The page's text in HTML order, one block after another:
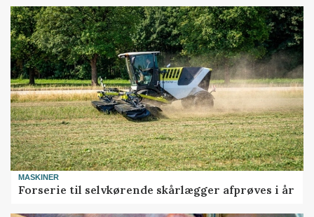
MASKINER
Forserie til selvkørende skårlægger afprøves i år